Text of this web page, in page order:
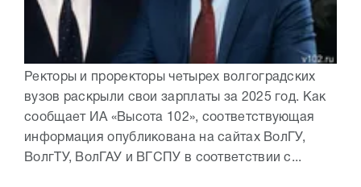
Ректоры и проректоры четырех волгоградских
вузов раскрыли свои зарплаты за 2025 год. Как
сообщает ИА «Высота 102», соответствующая
информация опубликована на сайтах ВолГУ,
ВолгТУ, ВолГАУ и ВГСПУ в соответствии с...